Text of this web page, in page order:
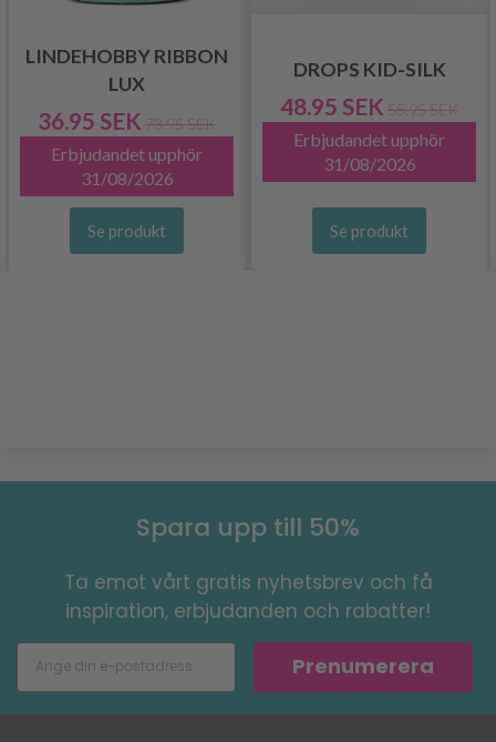
LINDEHOBBY RIBBON
LUX
36.95 SEK 73.95 SEK
Erbjudandet upphör
31/08/2026
Se produkt
DROPS KID-SILK
48.95 SEK 55.95 SEK
Erbjudandet upphör
31/08/2026
Se produkt
Spara upp till 50%
Ta emot vårt gratis nyhetsbrev och få
inspiration, erbjudanden och rabatter!
Prenumerera